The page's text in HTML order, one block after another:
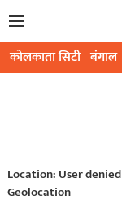
कोलकाता सिटी बंगाल
Location: User denied
Geolocation